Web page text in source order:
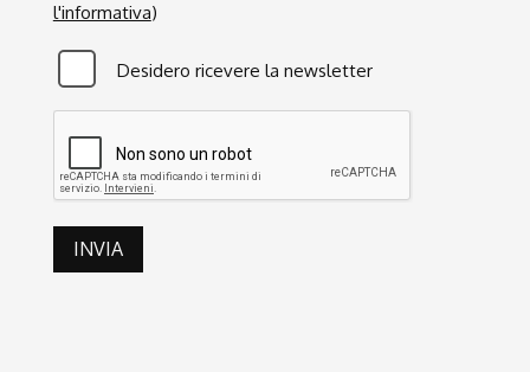
l'informativa)
NewsletterDesidero ricevere la newsletter
INVIA